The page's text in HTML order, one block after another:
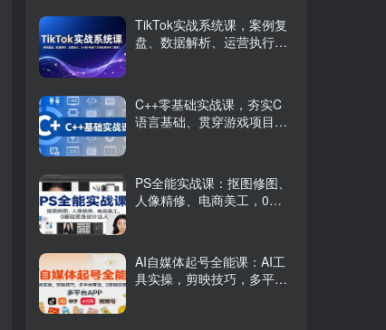
TikTok实战系统课，案例复
盘、数据解析、运营执行，
C++零基础实战课，夯实C
语言基础、贯穿游戏项目、
PS全能实战课：抠图修图、
人像精修、电商美工，0基
AI自媒体起号全能课：AI工
具实操，剪映技巧，多平台